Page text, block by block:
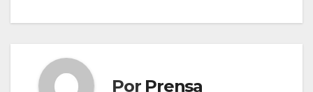
Por Prensa